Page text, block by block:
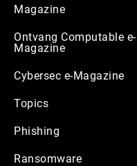
Magazine
Ontvang Computable e-
Magazine
Cybersec e-Magazine
Topics
Phishing
Ransomware